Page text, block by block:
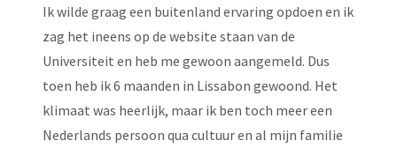
Ik wilde graag een buitenland ervaring opdoen en ik
zag het ineens op de website staan van de
Universiteit en heb me gewoon aangemeld. Dus
toen heb ik 6 maanden in Lissabon gewoond. Het
klimaat was heerlijk, maar ik ben toch meer een
Nederlands persoon qua cultuur en al mijn familie